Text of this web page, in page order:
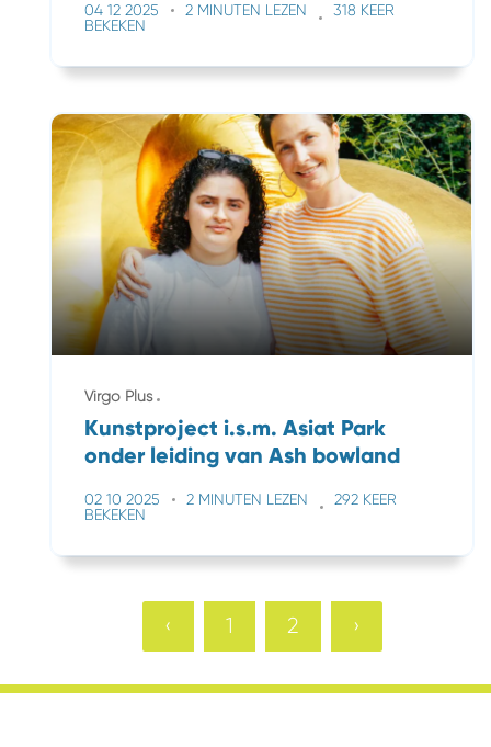
04 12 2025 2 MINUTEN LEZEN
318 KEER
BEKEKEN
Virgo Plus
Kunstproject i.s.m. Asiat Park
onder leiding van Ash bowland
02 10 2025 2 MINUTEN LEZEN
292 KEER
BEKEKEN
‹ 1 2 ›